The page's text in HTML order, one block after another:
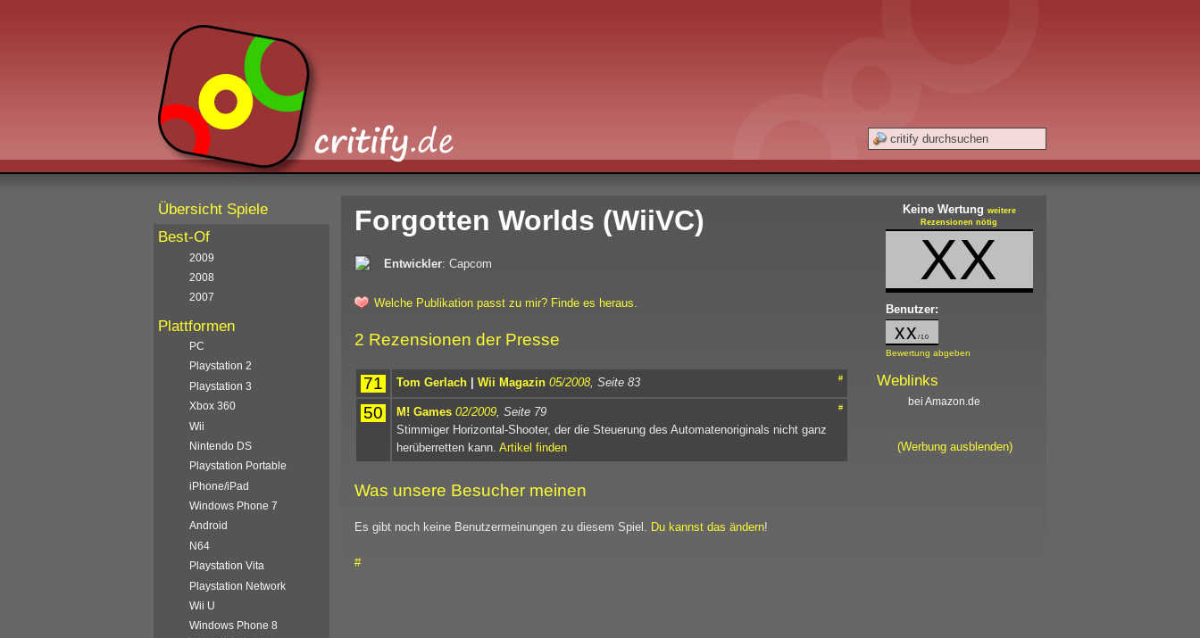
Forgotten Worlds (WiiVC)
Entwickler: Capcom
Welche Publikation passt zu mir? Finde es heraus.
2 Rezensionen der Presse
71 #
Tom Gerlach | Wii Magazin 05/2008 , Seite 83
50 #
M! Games 02/2009 , Seite 79
Stimmiger Horizontal-Shooter, der die Steuerung des Automatenoriginals nicht ganz
herüberretten kann. Artikel finden
Was unsere Besucher meinen
Es gibt noch keine Benutzermeinungen zu diesem Spiel. Du kannst das ändern!
Keine Wertung weitere
Rezensionen nötig
XX
Benutzer:
xx /10
Bewertung abgeben
Weblinks
bei Amazon.de
(Werbung ausblenden)
#
Übersicht Spiele
Best-Of
2009
2008
2007
Plattformen
PC
Playstation 2
Playstation 3
Xbox 360
Wii
Nintendo DS
Playstation Portable
iPhone/iPad
Windows Phone 7
Android
N64
Playstation Vita
Playstation Network
Wii U
Windows Phone 8